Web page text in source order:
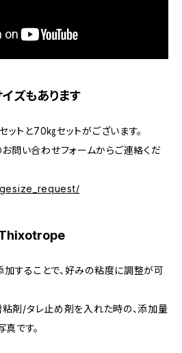
ズもあります
ットと70㎏セットがございます。
問い合わせフォームからご連絡くだ
Thixotrope
することで、好みの粘度に調整が可
剤/タレ止め剤を入れた時の、添加量
です。